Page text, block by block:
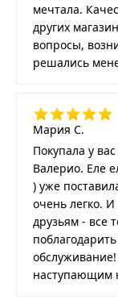
мечтала.
других
вопросы,
решались
Мария С.
Покупала у
Валерио. Еле
) уже
очень легко.
друзьям - все
наступающим